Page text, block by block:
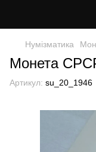
Нумізматика
Монета
Артикул: su_20_1946